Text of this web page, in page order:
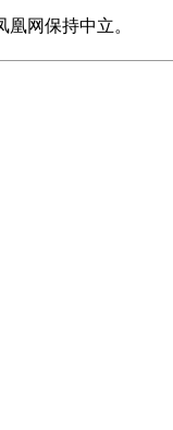
网保持中立。